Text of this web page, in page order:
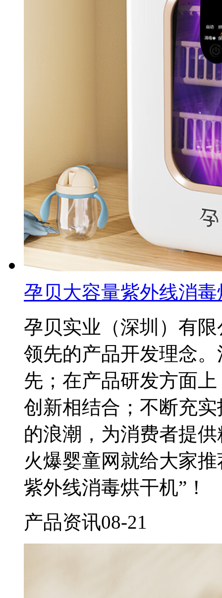
孕贝大容量紫外线消
孕贝实业（深圳）有
领先的产品开发理念
先；在产品研发方面
创新相结合；不断充
的浪潮，为消费者提
火爆婴童网就给大家
紫外线消毒烘干机”！
产品资讯08-21